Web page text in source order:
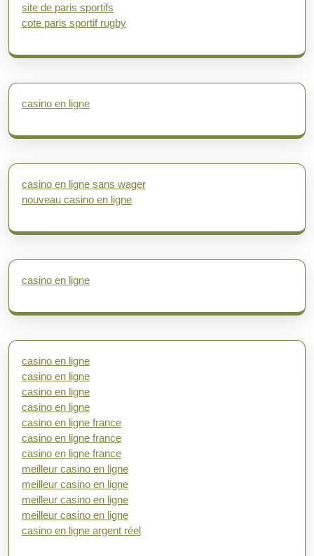
site de paris sportifs
cote paris sportif rugby
casino en ligne
casino en ligne sans wager
nouveau casino en ligne
casino en ligne
casino en ligne
casino en ligne
casino en ligne
casino en ligne
casino en ligne france
casino en ligne france
casino en ligne france
meilleur casino en ligne
meilleur casino en ligne
meilleur casino en ligne
meilleur casino en ligne
casino en ligne argent réel